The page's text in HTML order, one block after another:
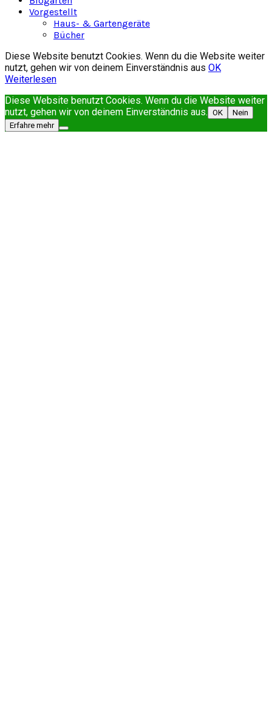
Vorgestellt
Haus- & Gartengeräte
Bücher
Diese Website benutzt Cookies. Wenn du die Website weiter
nutzt, gehen wir von deinem Einverständnis aus OK
Weiterlesen
Diese Website benutzt Cookies. Wenn du die Website weiter
nutzt, gehen wir von deinem Einverständnis aus. OK
Nein
Erfahre mehr